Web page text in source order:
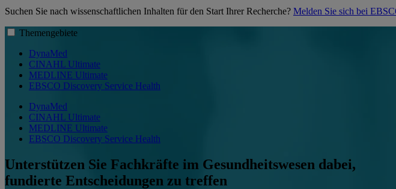
Suchen Sie nach wissenschaftlichen Inhalten für den Start Ihrer Recherche? Melden Sie sich bei
Themengebiete
DynaMed
CINAHL Ultimate
MEDLINE Ultimate
EBSCO Discovery Service Health
DynaMed
CINAHL Ultimate
MEDLINE Ultimate
EBSCO Discovery Service Health
Unterstützen Sie Fachkräfte im Gesundheitswesen dabei,
fundierte Entscheidungen zu treffen